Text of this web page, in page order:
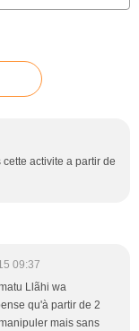
activite a partir de
09:37
Llãhi wa
qu'à partir de 2
mais sans